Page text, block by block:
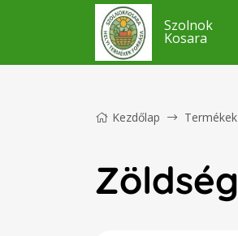
Szolnok
Kosara
Kezdőlap Termékek
Zöldség